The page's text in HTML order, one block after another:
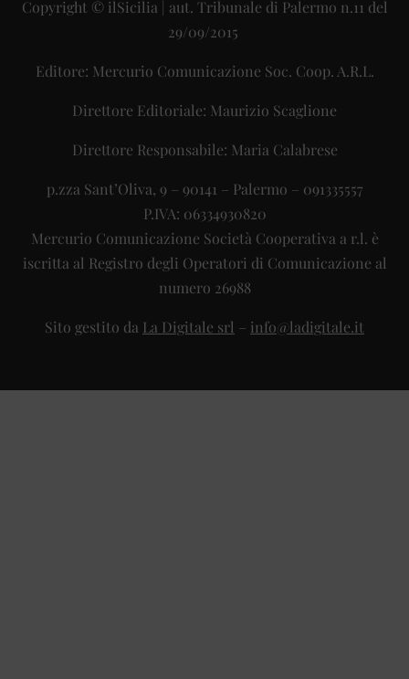
Copyright © ilSicilia | aut. Tribunale di Palermo n.11 del
29/09/2015
Editore: Mercurio Comunicazione Soc. Coop. A.R.L.
Direttore Editoriale: Maurizio Scaglione
Direttore Responsabile: Maria Calabrese
p.zza Sant’Oliva, 9 – 90141 – Palermo – 091335557
P.IVA: 06334930820
Mercurio Comunicazione Società Cooperativa a r.l. è
iscritta al Registro degli Operatori di Comunicazione al
numero 26988
Sito gestito da La Digitale srl – info@ladigitale.it